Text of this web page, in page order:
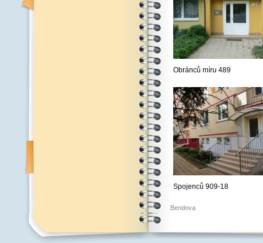
Obránců míru 489
Spojenců 909-18
Bendova